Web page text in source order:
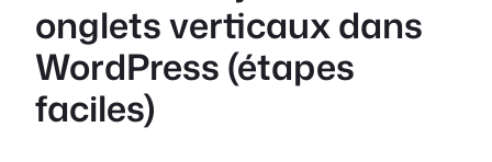
onglets verticaux dans
WordPress (étapes
faciles)